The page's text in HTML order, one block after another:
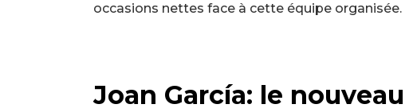
occasions nettes face à cette équipe organisée.
Joan García: le